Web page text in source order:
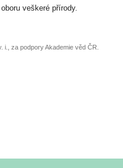
veškeré přírody.
i., za podpory Akademie věd ČR.